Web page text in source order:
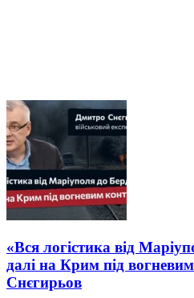
«Вся логістика від
далі на Крим під
Снєгирьов